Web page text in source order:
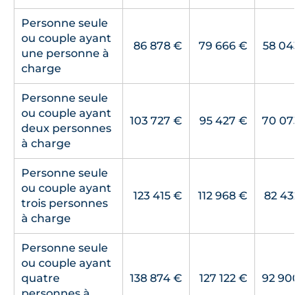
Personne seule
ou couple ayant
une personne à
charge
86 878 € 79 666 € 58 043
Personne seule
ou couple ayant
deux personnes
à charge
103 727 € 95 427 € 70 073
Personne seule
ou couple ayant
trois personnes
à charge
123 415 € 112 968 € 82 432
Personne seule
ou couple ayant
quatre
138 874 € 127 122 € 92 900